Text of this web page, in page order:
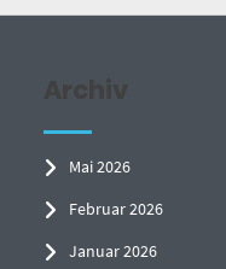
Archiv
Mai 2026
Februar 2026
Januar 2026